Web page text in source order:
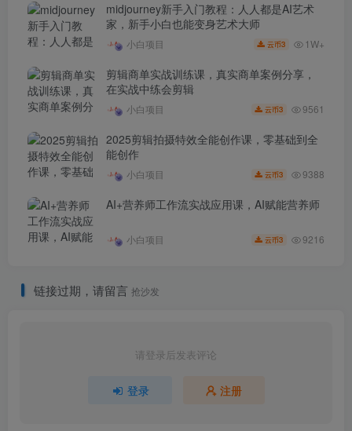
midjourney新手入门教程：人人都是AI艺术
家，新手小白也能变身艺术大师
小白项目 云币3 1W+
剪辑商单实战训练课，真实商单案例分享，
在实战中练会剪辑
小白项目 云币3 9561
2025剪辑拍摄特效全能创作课，零基础到全
能创作
小白项目 云币3 9388
AI+营养师工作流实战应用课，AI赋能营养师
小白项目 云币3 9216
链接过期，请留言 抢沙发
请登录后发表评论
登录 注册